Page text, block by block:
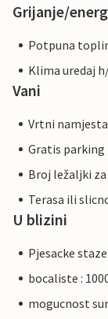
Grijanje/
Potpuna
Klima uredaj
Vani
Vrtni
Gratis parking
Broj ležaljki za
Terasa ili
U blizini
Pjesacke
bocaliste :
mogucnost